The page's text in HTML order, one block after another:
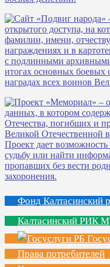
Фонд Калтасинский
Калтасинский РИК
Права потребителей